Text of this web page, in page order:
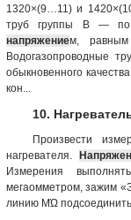
1320×(9…11) и
труб группы В — по
напряжением, равным
Водогазопроводные
обыкновенного
кон...
10.
Произвести
нагревателя.
Измерения
мегаомметром, зажим
линию МΏ подсоединить